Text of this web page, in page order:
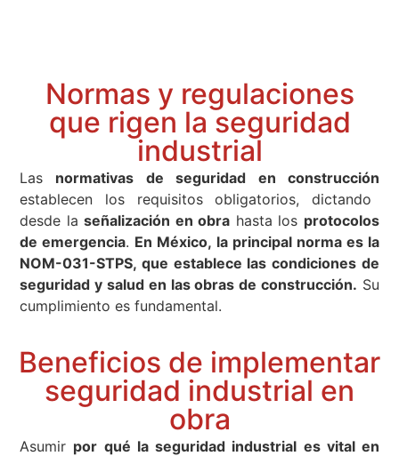
Normas y regulaciones
que rigen la seguridad
industrial
Las normativas de seguridad en construcción
establecen los requisitos obligatorios, dictando
desde laseñalización en obra hasta los protocolos
de emergencia. En México, la principal norma es la
NOM-031-STPS, que establece las condiciones de
seguridad y salud en las obras de construcción. Su
cumplimiento es fundamental.
Beneficios de implementar
seguridad industrial en
obra
Asumir por qué la seguridad industrial es vital en